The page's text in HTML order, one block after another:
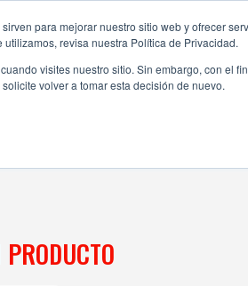
para mejorar nuestro sitio web y ofrecer
revisa nuestra Política de Privacidad.
visites nuestro sitio. Sin embargo, con el
volver a tomar esta decisión de nuevo.